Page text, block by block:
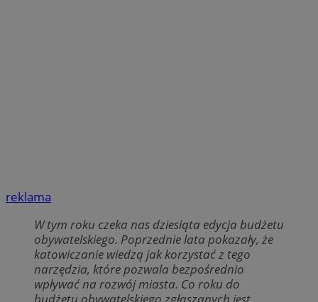
reklama
W tym roku czeka nas dziesiąta edycja budżetu
obywatelskiego. Poprzednie lata pokazały, że
katowiczanie wiedzą jak korzystać z tego
narzędzia, które pozwala bezpośrednio
wpływać na rozwój miasta. Co roku do
budżetu obywatelskiego zgłaszanych jest